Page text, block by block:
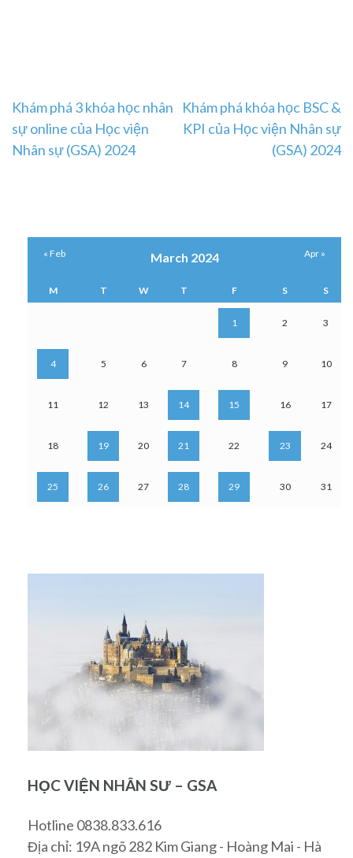
Post
navigation
Khám phá 3 khóa học nhân
sự online của Học viện
Nhân sự (GSA) 2024
Khám phá khóa học BSC &
KPI của Học viện Nhân sự
(GSA) 2024
March 2024
M T W T F S S
1 2 3
4 5 6 7 8 9 10
11 12 13 14 15 16 17
18 19 20 21 22 23 24
25 26 27 28 29 30 31
« Feb Apr »
HỌC VIỆN NHÂN SƯ – GSA
Hotline 0838.833.616
Địa chỉ: 19A ngõ 282 Kim Giang - Hoàng Mai - Hà